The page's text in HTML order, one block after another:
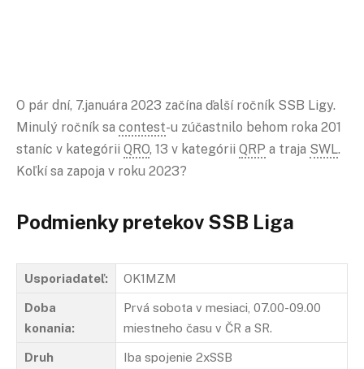
O pár dní, 7.januára 2023 začína ďalší ročník SSB Ligy.
Minulý ročník sa contest-u zúčastnilo behom roka 201
staníc v kategórii QRO, 13 v kategórii QRP a traja SWL.
Koľkí sa zapoja v roku 2023?
Podmienky pretekov SSB Liga
Usporiadateľ: OK1MZM
Doba
konania:
Prvá sobota v mesiaci, 07.00-09.00
miestneho času v ČR a SR.
Druh
Iba spojenie 2xSSB